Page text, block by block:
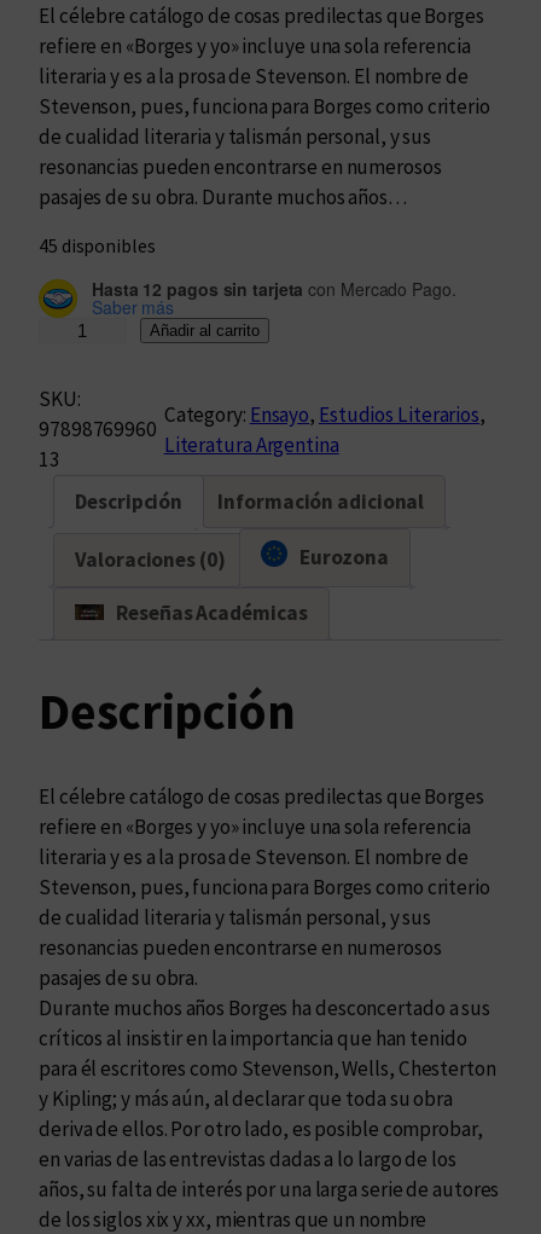
El célebre catálogo de cosas predilectas que Borges
refiere en «Borges y yo» incluye una sola referencia
literaria y es a la prosa de Stevenson. El nombre de
Stevenson, pues, funciona para Borges como criterio
de cualidad literaria y talismán personal, y sus
resonancias pueden encontrarse en numerosos
pasajes de su obra. Durante muchos años…
45 disponibles
Hasta 12 pagos sin tarjeta con Mercado Pago.
Saber más
p
r
e
e
l
d
c
a
n
d
Añadir al carrito
SKU:
97898769960
13
Category: Ensayo, Estudios Literarios
Literatura Argentina
Descripción Información adicional
Valoraciones (0) Eurozona
Reseñas Académicas
Descripción
El célebre catálogo de cosas predilectas que Borges
refiere en «Borges y yo» incluye una sola referencia
literaria y es a la prosa de Stevenson. El nombre de
Stevenson, pues, funciona para Borges como criterio
de cualidad literaria y talismán personal, y sus
resonancias pueden encontrarse en numerosos
pasajes de su obra.
Durante muchos años Borges ha desconcertado a sus
críticos al insistir en la importancia que han tenido
para él escritores como Stevenson, Wells, Chesterton
y Kipling; y más aún, al declarar que toda su obra
deriva de ellos. Por otro lado, es posible comprobar,
en varias de las entrevistas dadas a lo largo de los
años, su falta de interés por una larga serie de autores
de los siglos xix y xx, mientras que un nombre